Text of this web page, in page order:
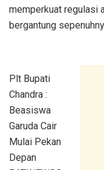
memperkuat regulasi
bergantung
Plt Bupati
Chandra :
Beasiswa
Garuda Cair
Mulai Pekan
Depan